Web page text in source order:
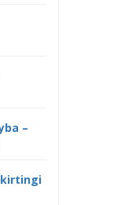
–